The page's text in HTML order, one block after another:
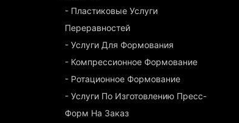
- Пластиковые Услуги
Переравностей
- Услуги Для Формования
- Компрессионное Формование
- Ротационное Формование
- Услуги По Изготовлению Пресс-
Форм На Заказ